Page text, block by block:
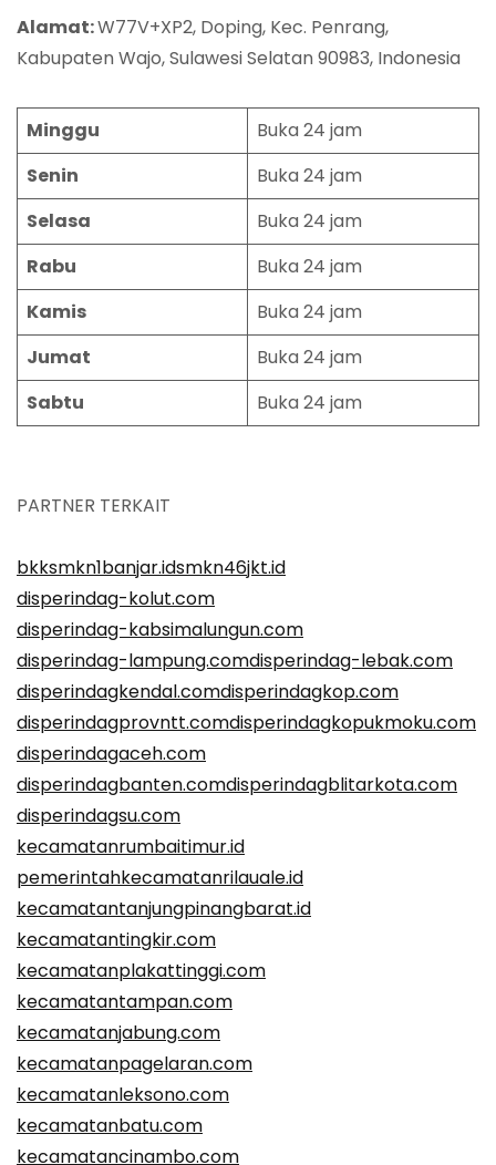
Alamat:W77V+XP2, Doping, Kec. Penrang,
Kabupaten Wajo, Sulawesi Selatan 90983, Indonesia
Minggu
Buka 24 jam
Senin
Buka 24 jam
Selasa
Buka 24 jam
Rabu
Buka 24 jam
Kamis
Buka 24 jam
Jumat
Buka 24 jam
Sabtu
Buka 24 jam
PARTNER TERKAIT
bkksmkn1banjar.idsmkn46jkt.id
disperindag-kolut.com
disperindag-kabsimalungun.com
disperindag-lampung.comdisperindag-lebak.com
disperindagkendal.comdisperindagkop.com
disperindagprovntt.comdisperindagkopukmoku.com
disperindagaceh.com
disperindagbanten.comdisperindagblitarkota.com
disperindagsu.com
kecamatanrumbaitimur.id
pemerintahkecamatanrilauale.id
kecamatantanjungpinangbarat.id
kecamatantingkir.com
kecamatanplakattinggi.com
kecamatantampan.com
kecamatanjabung.com
kecamatanpagelaran.com
kecamatanleksono.com
kecamatanbatu.com
kecamatancinambo.com